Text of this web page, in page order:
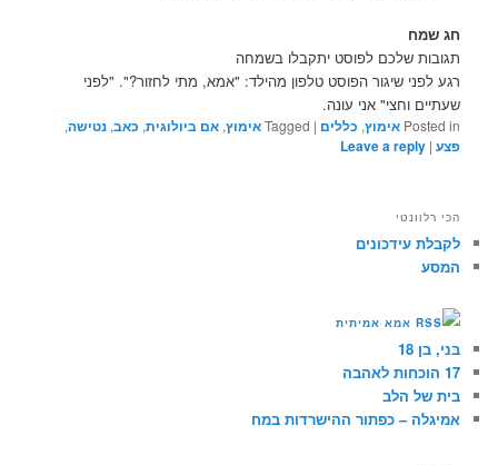
חג שמח
תגובות שלכם לפוסט יתקבלו בשמחה
רגע לפני שיגור הפוסט טלפון מהילד: "אמא, מתי לחזור?". "לפני
שעתיים וחצי" אני עונה.
Posted inאימוץ,כללים|
Taggedאימוץ,אם ביולוגית,כאב,נטישה,
פצע|
Leave a reply
הכי רלוונטי
לקבלת עידכונים
המסע
אמא אמיתית
בּני, בן 18
17 הוכחות לאהבה
בית של הלב
אמיגלה – כפתור ההישרדות במח